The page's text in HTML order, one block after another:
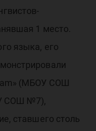
1 место.
языка, его
(МБОУ СОШ
СОШ №7),
ставшего столь